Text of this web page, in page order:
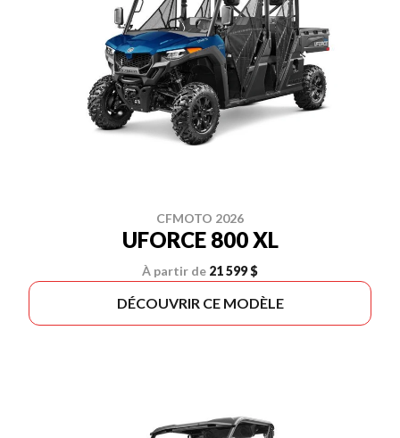
CFMOTO 2026
UFORCE 800 XL
À partir de 21 599 $
DÉCOUVRIR CE MODÈLE